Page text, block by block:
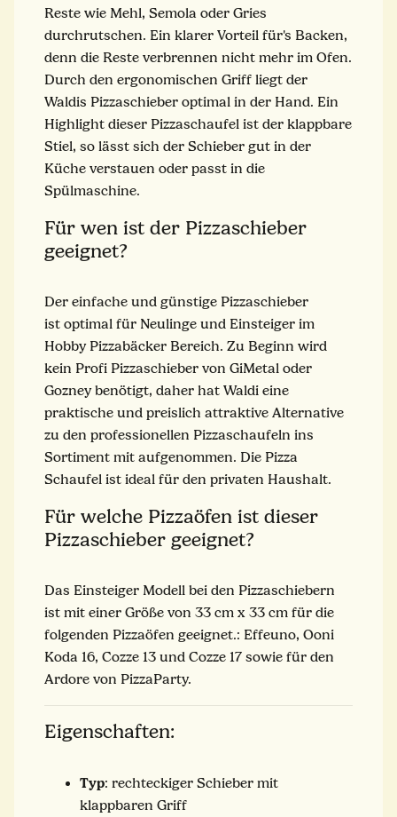
Reste wie Mehl, Semola oder Gries
durchrutschen. Ein klarer Vorteil für's Backen,
denn die Reste verbrennen nicht mehr im Ofen.
Durch den ergonomischen Griff liegt der
Waldis Pizzaschieber optimal in der Hand. Ein
Highlight dieser Pizzaschaufel ist der klappbare
Stiel, so lässt sich der Schieber gut in der
Küche verstauen oder passt in die
Spülmaschine.
Für wen ist der Pizzaschieber
geeignet?
Der einfache und günstige Pizzaschieber
ist optimal für Neulinge und Einsteiger im
Hobby Pizzabäcker Bereich. Zu Beginn wird
kein Profi Pizzaschieber von GiMetal oder
Gozney benötigt, daher hat Waldi eine
praktische und preislich attraktive Alternative
zu den professionellen Pizzaschaufeln ins
Sortiment mit aufgenommen. Die Pizza
Schaufel ist ideal für den privaten Haushalt.
Für welche Pizzaöfen ist dieser
Pizzaschieber geeignet?
Das Einsteiger Modell bei den Pizzaschiebern
ist mit einer Größe von 33 cm x 33 cm für die
folgenden Pizzaöfen geeignet.: Effeuno, Ooni
Koda 16, Cozze 13 und Cozze 17 sowie für den
Ardore von PizzaParty.
Eigenschaften:
Typ: rechteckiger Schieber mit
klappbaren Griff